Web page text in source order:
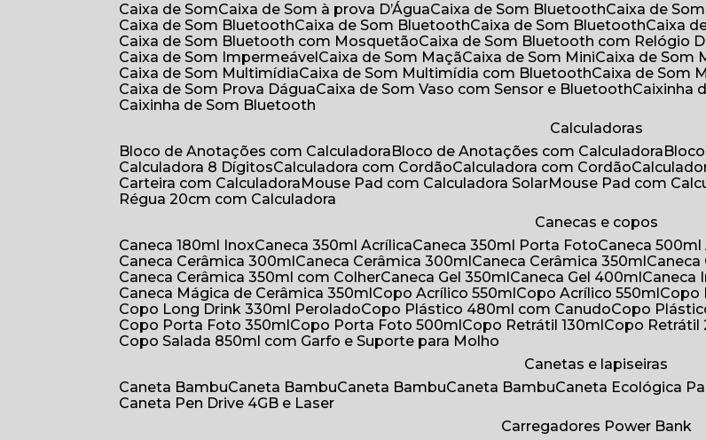
Caixa de Som
Caixa de Som à prova D’Água Caixa de Som Bluetooth Caixa de
Caixa de Som Bluetooth
Caixa de Som Bluetooth Caixa de Som Bluetooth
Caixa
Caixa de Som Bluetooth com Mosquetão
Caixa de Som Bluetooth com Relógio
Caixa de Som Impermeável
Caixa de Som Maçã Caixa de Som Mini Caixa de
Caixa de Som Multimídia
Caixa de Som Multimídia com Bluetooth
Caixa de
Caixa de Som Prova Dágua
Caixa de Som Vaso com Sensor e Bluetooth Caixinha
Caixinha de Som Bluetooth
Calculadoras
Bloco de Anotações com Calculadora
Bloco de Anotações com Calculadora
Calculadora 8 Dígitos
Calculadora com Cordão Calculadora com Cordão
Carteira com Calculadora
Mouse Pad com Calculadora Solar Mouse Pad com
Régua 20cm com Calculadora
Canecas e copos
Caneca 180ml Inox
Caneca 350ml Acrílica Caneca 350ml Porta Foto Caneca
Caneca Cerâmica 300ml
Caneca Cerâmica 300ml Caneca Cerâmica 350ml
Caneca Cerâmica 350ml com Colher
Caneca Gel 350ml Caneca Gel 400ml Caneca
Caneca Mágica de Cerâmica 350ml
Copo Acrílico 550ml Copo Acrílico 550ml
Copo Long Drink 330ml Perolado
Copo Plástico 480ml com Canudo
Copo
Copo Porta Foto 350ml
Copo Porta Foto 500ml Copo Retrátil 130ml
Copo
Copo Salada 850ml com Garfo e Suporte para Molho
Canetas e lapiseiras
Caneta Bambu
Caneta Bambu Caneta Bambu Caneta Bambu Caneta Ecológica
Caneta Pen Drive 4GB e Laser
Carregadores Power Bank